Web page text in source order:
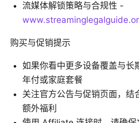
流媒体解锁策略与合规性 -
购买与促销提示
如果你看中更多设备覆盖与长
年付或家庭套餐
关注官方公告与促销页面，
额外福利